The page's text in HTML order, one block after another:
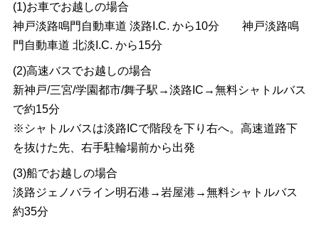
(1)お車でお越しの場合
神戸淡路鳴門自動車道 淡路I.C. から10分 神戸淡路鳴
門自動車道 北淡I.C. から15分
(2)高速バスでお越しの場合
新神戸/三宮/学園都市/舞子駅→淡路IC→無料シャトルバス
で約15分
※シャトルバスは淡路ICで階段を下り右へ。高速道路下
を抜けた先、右手駐輪場前から出発
(3)船でお越しの場合
淡路ジェノバライン明石港→岩屋港→無料シャトルバス
約35分